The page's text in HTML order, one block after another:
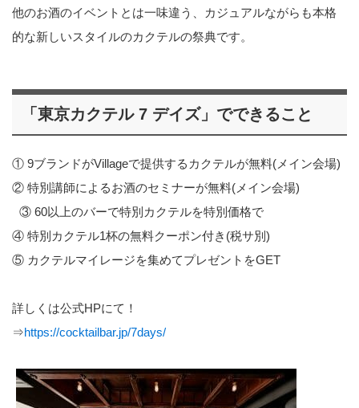
他のお酒のイベントとは一味違う、カジュアルながらも本格
的な新しいスタイルのカクテルの祭典です。
「東京カクテル 7 デイズ」でできること
① 9ブランドがVillageで提供するカクテルが無料(メイン会場)
② 特別講師によるお酒のセミナーが無料(メイン会場)
③ 60以上のバーで特別カクテルを特別価格で
④ 特別カクテル1杯の無料クーポン付き(税サ別)
⑤ カクテルマイレージを集めてプレゼントをGET
詳しくは公式HPにて！
⇒https://cocktailbar.jp/7days/